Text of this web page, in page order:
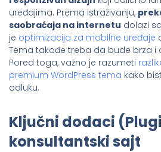
uređajima. Prema istraživanju,
saobraćaja na internetu dolazi
je optimizacija za mobilne uređaje
Tema takođe treba da bude brza i
Pored toga, važno je razumeti
premium WordPress tema kako
odluku.
Ključni dodaci
konsultantski sajt